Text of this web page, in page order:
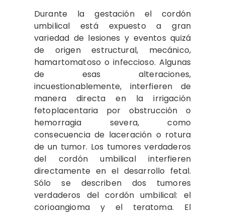
Durante la gestación el cordón
umbilical está expuesto a gran
variedad de lesiones y eventos quizá
de origen estructural, mecánico,
hamartomatoso o infeccioso. Algunas
de esas alteraciones,
incuestionablemente, interfieren de
manera directa en la irrigación
fetoplacentaria por obstrucción o
hemorragia severa, como
consecuencia de laceración o rotura
de un tumor. Los tumores verdaderos
del cordón umbilical interfieren
directamente en el desarrollo fetal.
Sólo se describen dos tumores
verdaderos del cordón umbilical: el
corioangioma y el teratoma. El